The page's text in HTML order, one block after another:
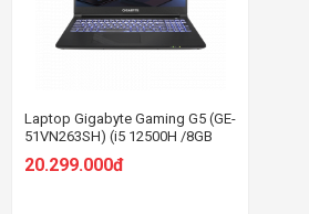
Laptop Gigabyte Gaming G5 (GE-
51VN263SH) (i5 12500H /8GB
4G/15.6 inch FHD 144Hz/Win 11/
20.299.000đ